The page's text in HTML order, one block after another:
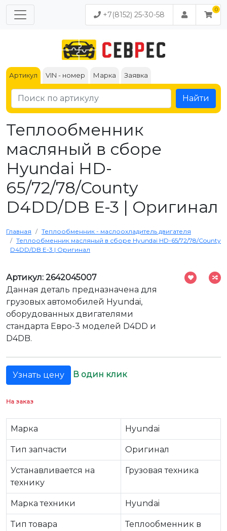
+7(8152) 25-30-58
Артикул VIN - номер Марка Заявка
Найти
Теплообменник
масляный в сборе
Hyundai HD-
65/72/78/County
D4DD/DB E-3 | Оригинал
Главная
Теплообменник - маслоохладитель двигателя
Теплообменник масляный в сборе Hyundai HD-65/72/78/County
D4DD/DB E-3 | Оригинал
Артикул: 2642045007
Данная деталь предназначена для
грузовых автомобилей Hyundai,
оборудованных двигателями
стандарта Евро-3 моделей D4DD и
D4DB.
Узнать цену В один клик
На заказ
Марка Hyundai
Тип запчасти Оригинал
Устанавливается на
технику
Грузовая техника
Марка техники Hyundai
Тип товара
Теплообменник в